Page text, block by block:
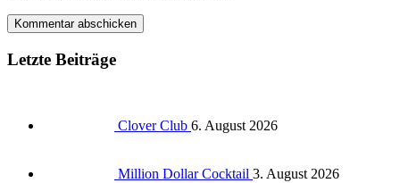
Letzte Beiträge
Clover Club 6. August 2026
Million Dollar Cocktail 3. August 2026